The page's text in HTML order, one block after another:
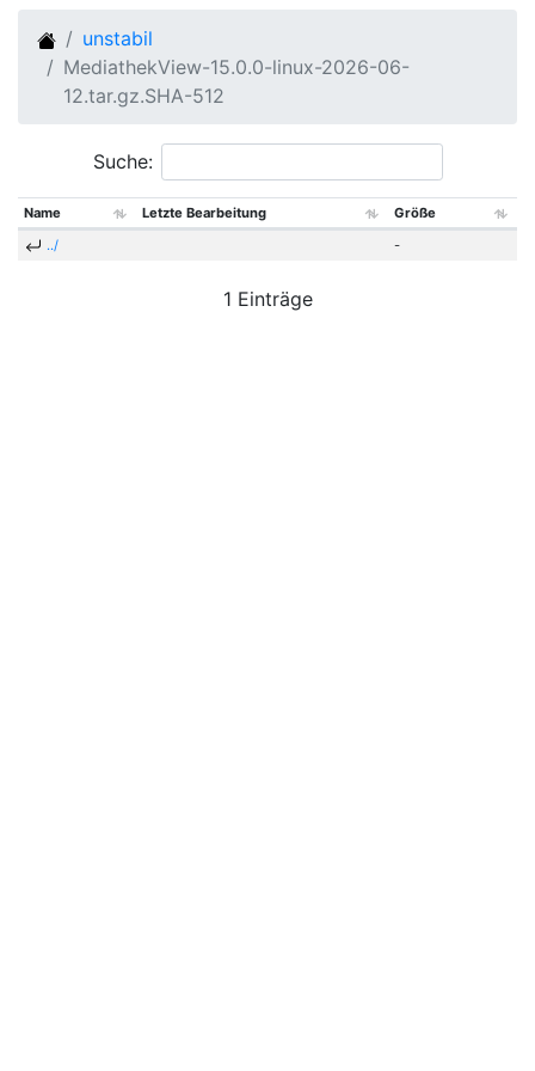
unstabil
MediathekView-15.0.0-linux-2026-06-
12.tar.gz.SHA-512
Suche:
Name Letzte Bearbeitung
Größe
../
-
1 Einträge